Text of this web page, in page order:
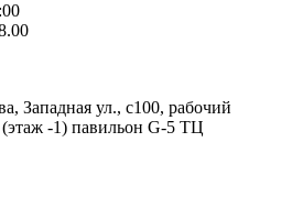
Западная ул., с100, рабочий
-1) павильон G-5 ТЦ